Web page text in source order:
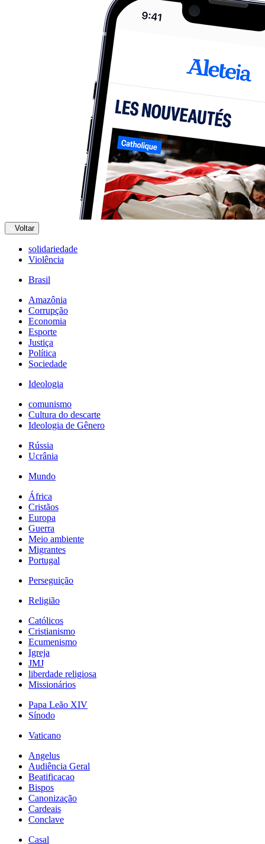
Voltar
solidariedade
Violência
Brasil
Amazônia
Corrupção
Economia
Esporte
Justiça
Política
Sociedade
Ideologia
comunismo
Cultura do descarte
Ideologia de Gênero
Rússia
Ucrânia
Mundo
África
Cristãos
Europa
Guerra
Meio ambiente
Migrantes
Portugal
Perseguição
Religião
Católicos
Cristianismo
Ecumenismo
Igreja
JMJ
liberdade religiosa
Missionários
Papa Leão XIV
Sínodo
Vaticano
Angelus
Audiência Geral
Beatificacao
Bispos
Canonização
Cardeais
Conclave
Casal